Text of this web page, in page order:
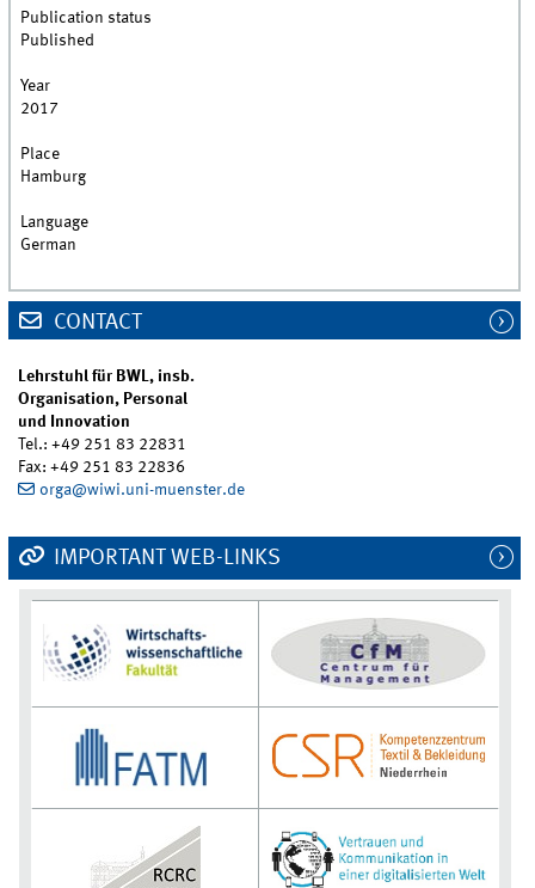
Publication status
Published
Year
2017
Place
Hamburg
Language
German
CONTACT
Lehrstuhl für BWL, insb.
Organisation, Personal
und Innovation
Tel.: +49 251 83 22831
Fax: +49 251 83 22836
orga@wiwi.uni-muenster.de
IMPORTANT WEB-LINKS